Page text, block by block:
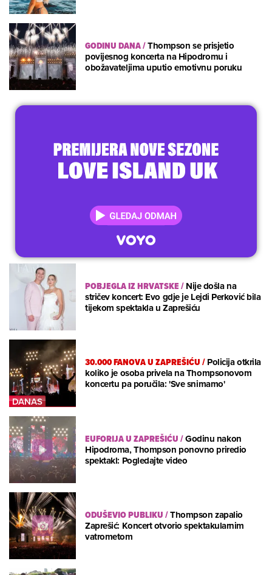
GODINU DANA/Thompson se prisjetio
povijesnog koncerta na Hipodromu i
obožavateljima uputio emotivnu poruku
POBJEGLA IZ HRVATSKE/Nije došla na
stričev koncert: Evo gdje je Lejdi Perković bila
tijekom spektakla u Zaprešiću
30.000 FANOVA U ZAPREŠIĆU/Policija otkrila
koliko je osoba privela na Thompsonovom
koncertu pa poručila: 'Sve snimamo'
EUFORIJA U ZAPREŠIĆU/Godinu nakon
Hipodroma, Thompson ponovno priredio
spektakl: Pogledajte video
ODUŠEVIO PUBLIKU/Thompson zapalio
Zaprešić: Koncert otvorio spektakularnim
vatrometom